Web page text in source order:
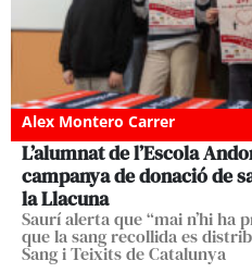
Alex Montero Carrer
L’alumnat de l’Escola
campanya de donació de
la Llacuna
Saurí alerta que “mai n’hi ha
que la sang recollida es
Sang i Teixits de Catalunya